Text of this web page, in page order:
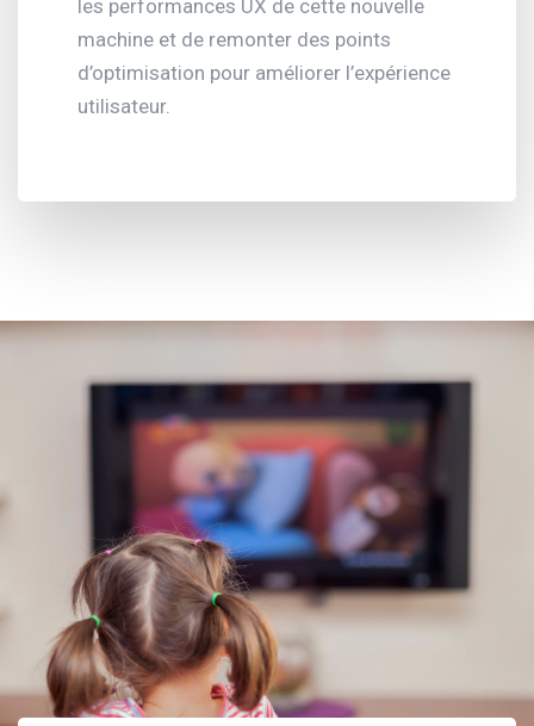
les performances UX de cette nouvelle
machine et de remonter des points
d’optimisation pour améliorer l’expérience
utilisateur.